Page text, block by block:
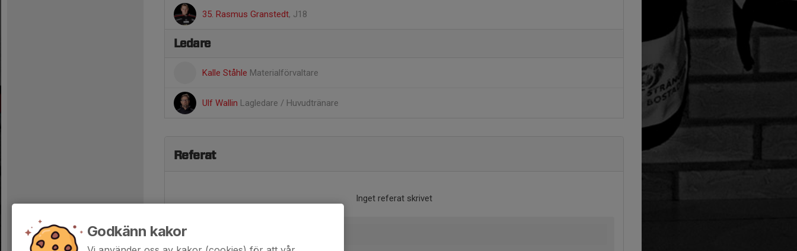
35. Rasmus Granstedt, J18
Ledare
Kalle Ståhle Materialförvaltare
Ulf Wallin Lagledare / Huvudtränare
Referat
Inget referat skrivet
Godkänn kakor